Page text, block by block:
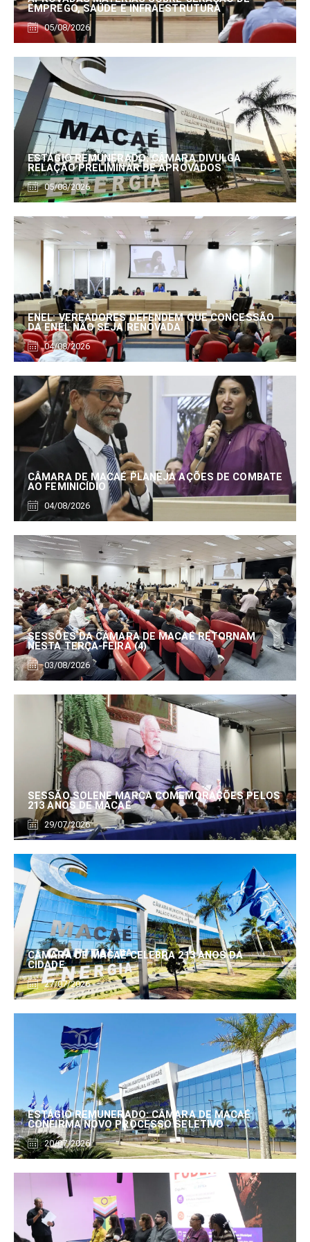
EMPREGO, SAÚDE E INFRAESTRUTURA
05/08/2026
ESTÁGIO REMUNERADO: CÂMARA DIVULGA
RELAÇÃO PRELIMINAR DE APROVADOS
05/08/2026
ENEL: VEREADORES DEFENDEM QUE CONCESSÃO
DA ENEL NÃO SEJA RENOVADA
04/08/2026
CÂMARA DE MACAÉ PLANEJA AÇÕES DE COMBATE
AO FEMINICÍDIO
04/08/2026
SESSÕES DA CÂMARA DE MACAÉ RETORNAM
NESTA TERÇA-FEIRA (4)
03/08/2026
SESSÃO SOLENE MARCA COMEMORAÇÕES PELOS
213 ANOS DE MACAÉ
29/07/2026
CÂMARA DE MACAÉ CELEBRA 213 ANOS DA
CIDADE
27/07/2026
ESTÁGIO REMUNERADO: CÂMARA DE MACAÉ
CONFIRMA NOVO PROCESSO SELETIVO
20/07/2026